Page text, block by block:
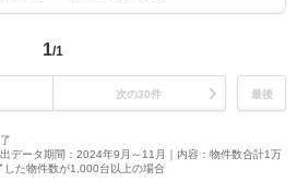
1/1
次の30件 最後
データ期間：2024年9月～11月｜内容：物件数合計1万
した物件数が1,000台以上の場合